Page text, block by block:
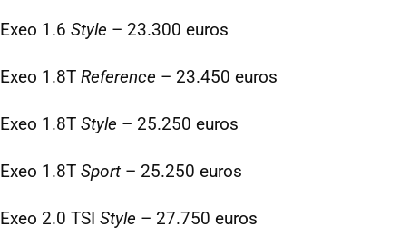
Exeo 1.6 Style – 23.300 euros
Exeo 1.8T Reference – 23.450 euros
Exeo 1.8T Style – 25.250 euros
Exeo 1.8T Sport – 25.250 euros
Exeo 2.0 TSI Style – 27.750 euros